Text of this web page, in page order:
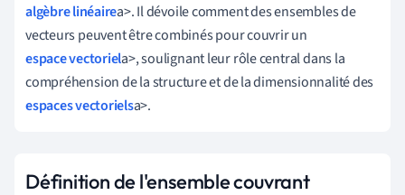
algèbre linéairea>.Ildévoilecommentdesensemblesde
vecteurspeuventêtrecombinéspourcouvrirun
espace vectoriela>,soulignantleurrôlecentraldansla
compréhensiondelastructureetdeladimensionnalitédes
espaces vectorielsa>.
Définition de l'ensemble couvrant